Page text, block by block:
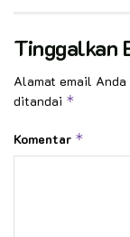
Tinggalkan
Alamat email
ditandai *
Komentar *